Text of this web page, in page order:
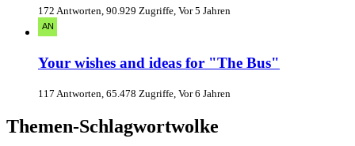
172 Antworten, 90.929 Zugriffe, Vor 5 Jahren
Your wishes and ideas for "The Bus"
117 Antworten, 65.478 Zugriffe, Vor 6 Jahren
Themen-Schlagwortwolke